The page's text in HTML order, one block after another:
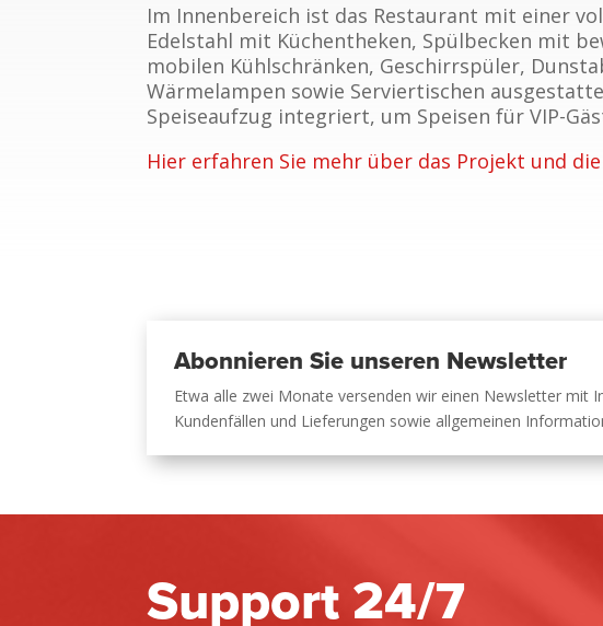
Im Innenbereich ist das Restaurant mit einer
Edelstahl mit Küchentheken, Spülbecken mit
mobilen Kühlschränken, Geschirrspüler,
Wärmelampen sowie Serviertischen
Speiseaufzug integriert, um Speisen für VIP-
Hier erfahren Sie mehr über das Projekt und
Abonnieren Sie unseren Newsletter
Etwa alle zwei Monate versenden wir einen Newsletter mit
Kundenfällen und Lieferungen sowie allgemeinen
Support 24/7